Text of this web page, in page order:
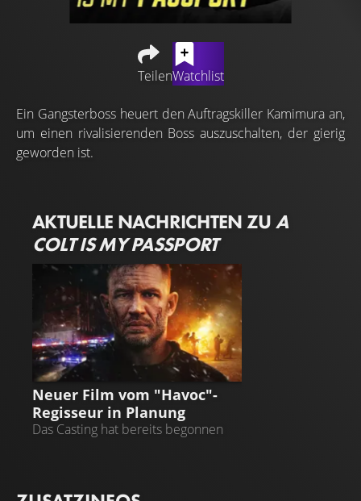
TeilenWatchlist
Ein Gangsterboss heuert den Auftragskiller Kamimura an,
um einen rivalisierenden Boss auszuschalten, der gierig
geworden ist.
AKTUELLE NACHRICHTEN ZUA
COLT IS MY PASSPORT
A COLT IS MY PASSPORT
Neuer Film vom "Havoc"-
Regisseur in Planung
Das Casting hat bereits begonnen